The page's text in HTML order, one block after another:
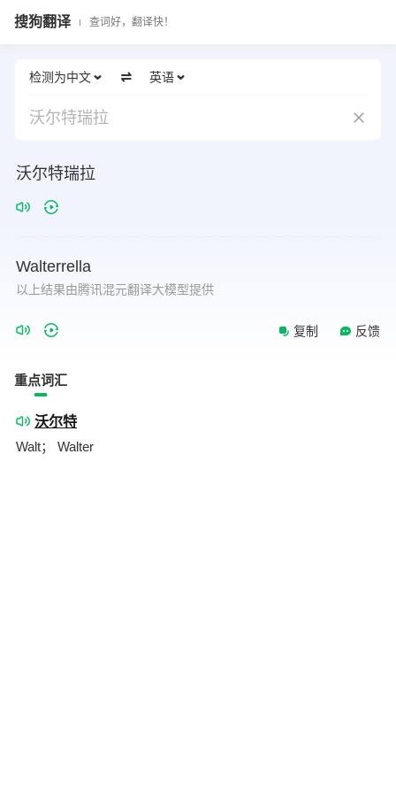
搜狗翻译 查词好，翻译快！
检测为中文 英语
沃尔特瑞拉
沃尔特瑞拉
Walterrella
以上结果由腾讯混元翻译大模型提供
复制 反馈
重点词汇
沃尔特
Walt； Walter